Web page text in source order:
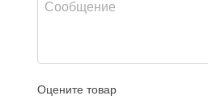
Оцените товар